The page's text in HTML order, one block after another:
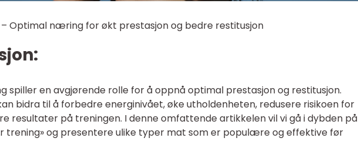
Optimal næring for økt prestasjon og bedre restitusjon
spiller en avgjørende rolle for å oppnå optimal prestasjon og restitusjon.
bidra til å forbedre energinivået, øke utholdenheten, redusere risikoen for
resultater på treningen. I denne omfattende artikkelen vil vi gå i dybden på
trening» og presentere ulike typer mat som er populære og effektive før